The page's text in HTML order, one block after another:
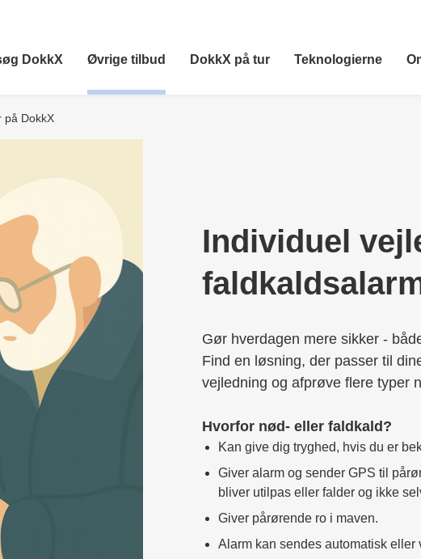
DokkX Øvrige tilbud DokkX på tur Teknologierne
på DokkX
Individuel
Gør hverdagen mere sikker -
Find en løsning, der passer til
vejledning og afprøve flere typer
Hvorfor nød- eller faldkald?
Kan give dig tryghed, hvis du er
Giver alarm og sender GPS til
bliver utilpas eller falder og ikke
Giver pårørende ro i maven.
Alarm kan sendes automatisk eller